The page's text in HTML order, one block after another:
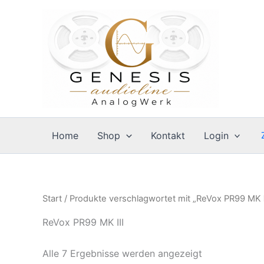
Home Shop Kontakt Login
Start / Produkte verschlagwortet mit „ReVox PR99 MK
ReVox PR99 MK III
Alle 7 Ergebnisse werden angezeigt